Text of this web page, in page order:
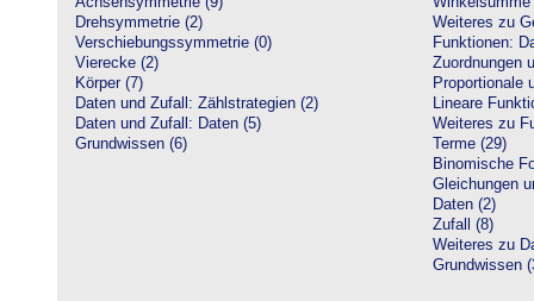
Drehsymmetrie (2)
Verschiebungssymmetrie (0)
Vierecke (2)
Körper (7)
Daten und Zufall: Zählstrategien (2)
Daten und Zufall: Daten (5)
Grundwissen (6)
Weiteres zu
Funktionen:
Zuordnungen
Proportionale
Lineare
Weiteres zu
Terme (29)
Binomische
Gleichungen
Daten (2)
Zufall (8)
Weiteres zu
Grundwissen